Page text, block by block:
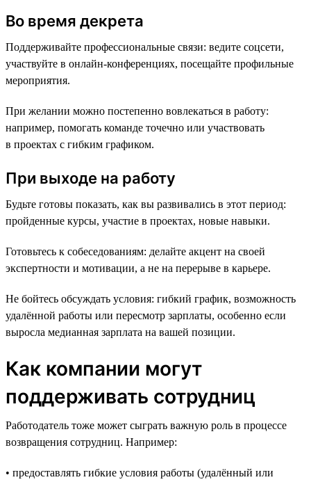
Во время декрета
Поддерживайте профессиональные связи: ведите соцсети,
участвуйте в онлайн-конференциях, посещайте профильные
мероприятия.
При желании можно постепенно вовлекаться в работу:
например, помогать команде точечно или участвовать
в проектах с гибким графиком.
При выходе на работу
Будьте готовы показать, как вы развивались в этот период:
пройденные курсы, участие в проектах, новые навыки.
Готовьтесь к собеседованиям: делайте акцент на своей
экспертности и мотивации, а не на перерыве в карьере.
Не бойтесь обсуждать условия: гибкий график, возможность
удалённой работы или пересмотр зарплаты, особенно если
выросла медианная зарплата на вашей позиции.
Как компании могут
поддерживать сотрудниц
Работодатель тоже может сыграть важную роль в процессе
возвращения сотрудниц. Например:
• предоставлять гибкие условия работы (удалённый или